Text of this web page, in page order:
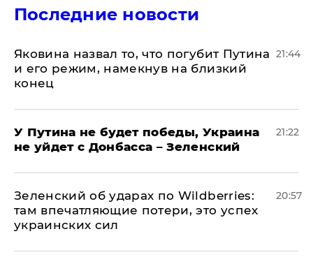
Последние новости
Яковина назвал то, что погубит Путина
и его режим, намекнув на близкий
конец
21:44
У Путина не будет победы, Украина
не уйдет с Донбасса – Зеленский
21:22
Зеленский об ударах по Wildberries:
там впечатляющие потери, это успех
украинских сил
20:57